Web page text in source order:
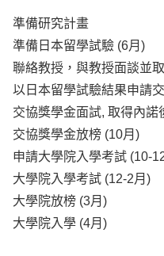
準備研究計畫
準備日本留學試驗 (6月)
聯絡教授，與教授面談並
以日本留學試驗結果申請
交協獎學金面試, 取得內諾
交協獎學金放榜 (10月)
申請大學院入學考試 (10-
大學院入學考試 (12-2月)
大學院放榜 (3月)
大學院入學 (4月)